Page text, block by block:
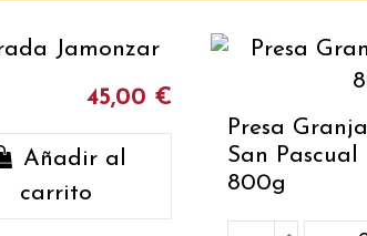
45,00 €
Añadir al
carrito
Presa Granja
San Pascual
800g